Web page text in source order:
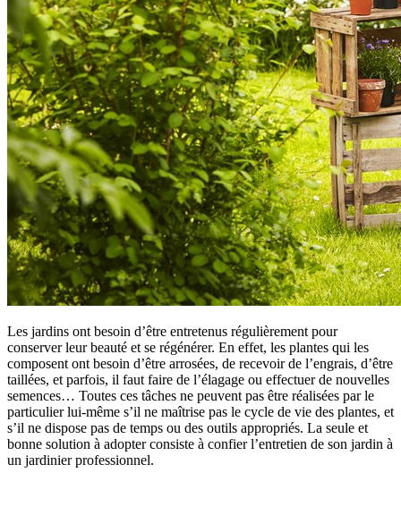
Les jardins ont besoin d’être entretenus régulièrement pour
conserver leur beauté et se régénérer. En effet, les plantes qui les
composent ont besoin d’être arrosées, de recevoir de l’engrais, d’être
taillées, et parfois, il faut faire de l’élagage ou effectuer de nouvelles
semences… Toutes ces tâches ne peuvent pas être réalisées par le
particulier lui-même s’il ne maîtrise pas le cycle de vie des plantes, et
s’il ne dispose pas de temps ou des outils appropriés. La seule et
bonne solution à adopter consiste à confier l’entretien de son jardin à
un jardinier professionnel.